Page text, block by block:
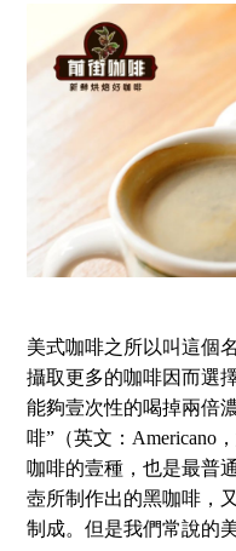
美式咖啡之所以叫這個
攝取更多的咖啡因而選
能夠壹次性的喝掉兩倍
啡”（英文：Americano
咖啡的壹種，也是最普
壺所制作出的黑咖啡，
制成。但是我們常說的